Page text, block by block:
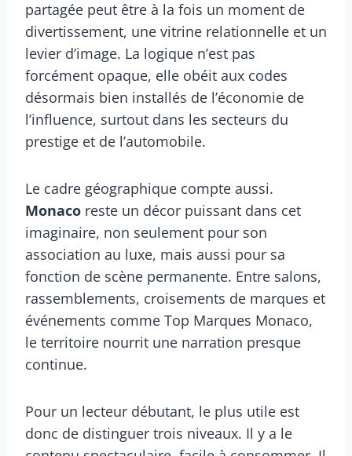
partagée peut être à la fois un moment de
divertissement, une vitrine relationnelle et un
levier d’image. La logique n’est pas
forcément opaque, elle obéit aux codes
désormais bien installés de l’économie de
l’influence, surtout dans les secteurs du
prestige et de l’automobile.
Le cadre géographique compte aussi.
Monaco reste un décor puissant dans cet
imaginaire, non seulement pour son
association au luxe, mais aussi pour sa
fonction de scène permanente. Entre salons,
rassemblements, croisements de marques et
événements comme Top Marques Monaco,
le territoire nourrit une narration presque
continue.
Pour un lecteur débutant, le plus utile est
donc de distinguer trois niveaux. Il y a le